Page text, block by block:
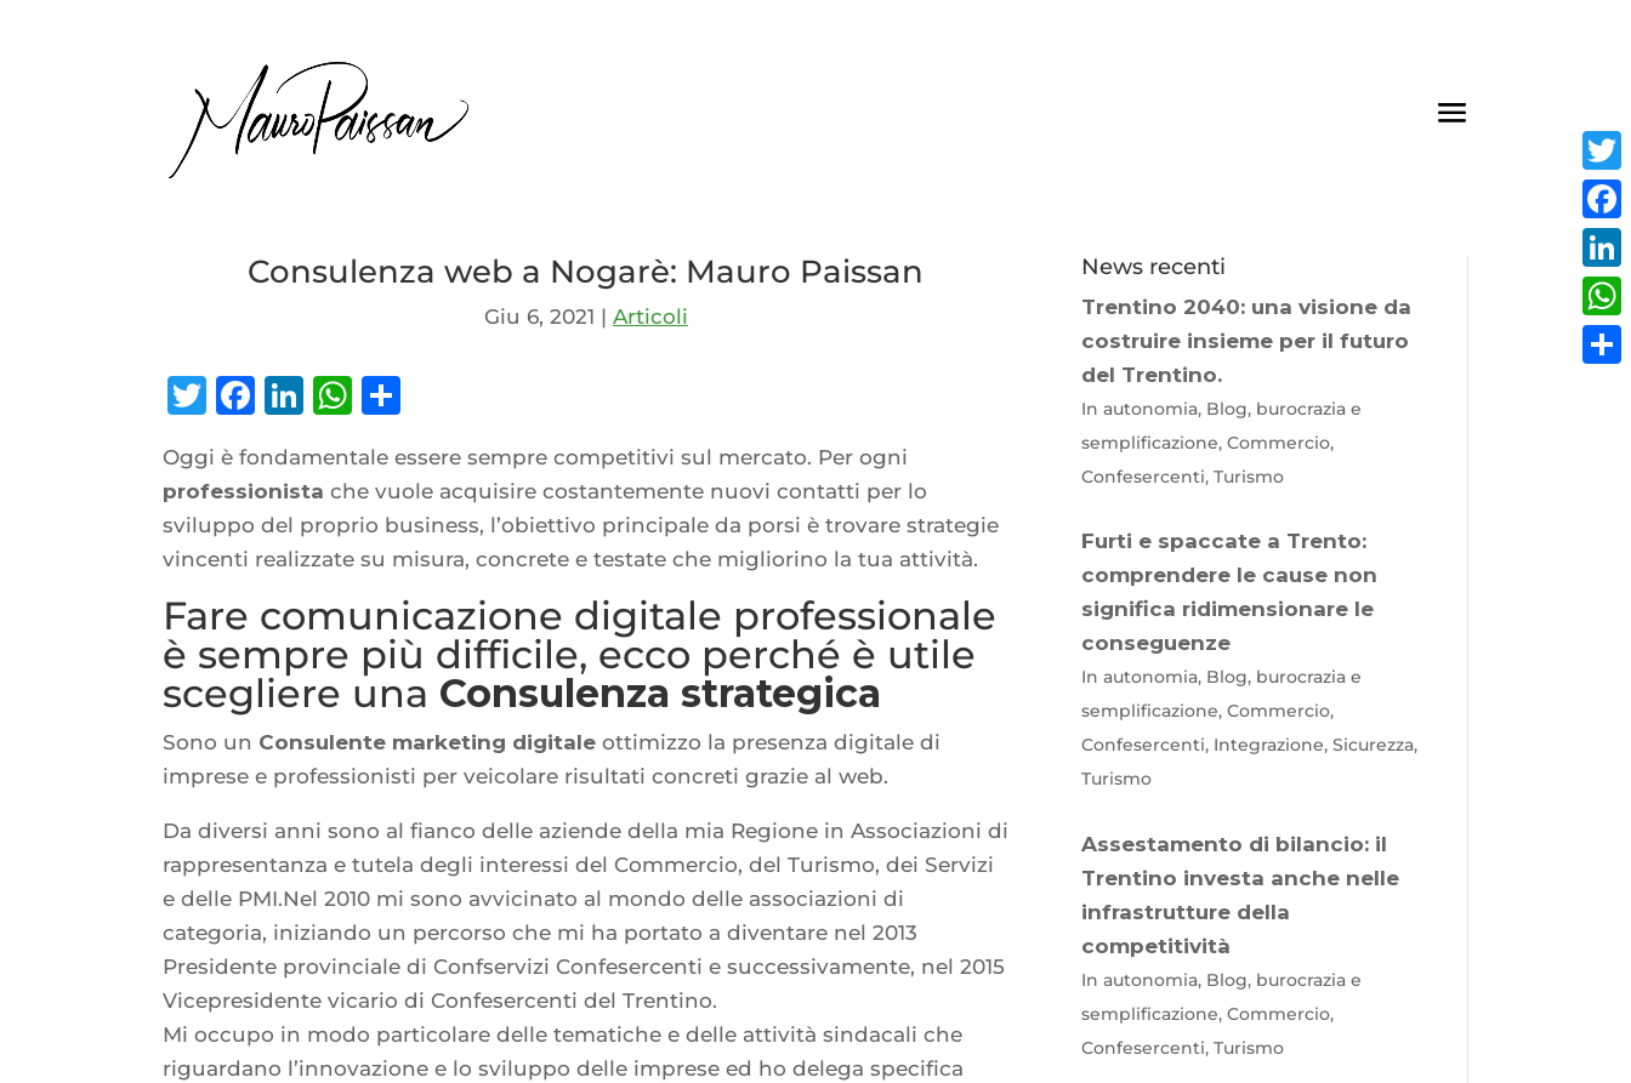
Consulenza web a Nogarè: Mauro Paissan
Giu 6, 2021 | Articoli
Twitter
Facebook
LinkedIn
WhatsApp
Oggi è fondamentale essere sempre competitivi sul mercato. Per ogni
professionista che vuole acquisire costantemente nuovi contatti per lo
sviluppo del proprio business, l’obiettivo principale da porsi è trovare strategie
vincenti realizzate su misura, concrete e testate che migliorino la tua attività.
Fare comunicazione digitale professionale
è sempre più difficile, ecco perché è utile
scegliere una Consulenza strategica
Sono un Consulente marketing digitale ottimizzo la presenza digitale di
imprese e professionisti per veicolare risultati concreti grazie al web.
Da diversi anni sono al fianco delle aziende della mia Regione in Associazioni di
rappresentanza e tutela degli interessi del Commercio, del Turismo, dei Servizi
e delle PMI.Nel 2010 mi sono avvicinato al mondo delle associazioni di
categoria, iniziando un percorso che mi ha portato a diventare nel 2013
Presidente provinciale di Confservizi Confesercenti e successivamente, nel 2015
Vicepresidente vicario di Confesercenti del Trentino.
Mi occupo in modo particolare delle tematiche e delle attività sindacali che
riguardano l’innovazione e lo sviluppo delle imprese ed ho delega specifica
News recenti
Trentino 2040: una visione da
costruire insieme per il futuro
del Trentino.
In autonomia, Blog, burocrazia e
semplificazione, Commercio,
Confesercenti, Turismo
Furti e spaccate a Trento:
comprendere le cause non
significa ridimensionare le
conseguenze
In autonomia, Blog, burocrazia e
semplificazione, Commercio,
Confesercenti, Integrazione, Sicurezza,
Turismo
Assestamento di bilancio: il
Trentino investa anche nelle
infrastrutture della
competitività
In autonomia, Blog, burocrazia e
semplificazione, Commercio,
Confesercenti, Turismo